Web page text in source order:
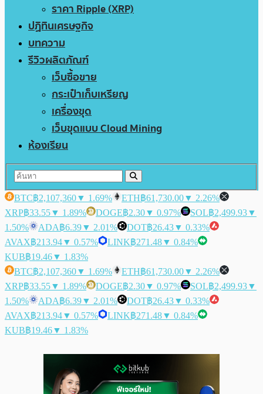
ราคา Ripple (XRP)
ปฏิทินเศรษฐกิจ
บทความ
รีวิวผลิตภัณฑ์
เว็บซื้อขาย
กระเป๋าเก็บเหรียญ
เครื่องขุด
เว็บขุดแบบ Cloud Mining
ห้องเรียน
BTC฿2,107,360▼ 1.69% ETH฿61,730.00▼ 2.26%
XRP฿33.55▼ 1.89% DOGE฿2.30▼ 0.97% SOL฿2,499.93▼
1.50%
ADA฿6.39▼ 2.01% DOT฿26.43▼ 0.33%
AVAX฿213.94▼ 0.57% LINK฿271.48▼ 0.84%
KUB฿19.46▼ 1.83%
BTC฿2,107,360▼ 1.69% ETH฿61,730.00▼ 2.26%
XRP฿33.55▼ 1.89% DOGE฿2.30▼ 0.97% SOL฿2,499.93▼
1.50%
ADA฿6.39▼ 2.01% DOT฿26.43▼ 0.33%
AVAX฿213.94▼ 0.57% LINK฿271.48▼ 0.84%
KUB฿19.46▼ 1.83%